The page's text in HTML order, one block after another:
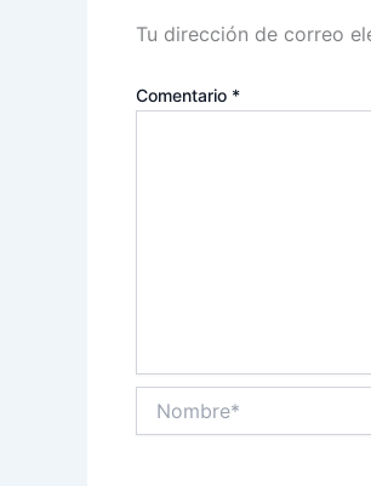
Tu dirección de correo
Comentario *